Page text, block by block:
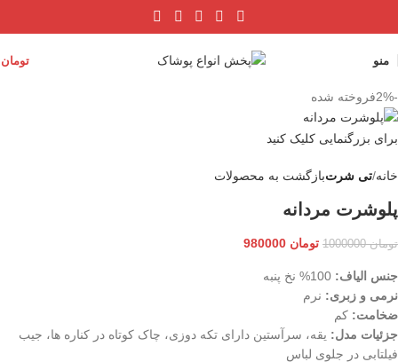
منو تومان
-2% فروخته شده
برای بزرگنمایی کلیک کنید
خانه تی شرتبازگشت به محصولات
پلوشرت مردانه
تومان1000000 تومان
جنس الیاف: 100% نخ پنبه
نرمی و زبری: نرم
ضخامت: کم
جزئیات مدل: یقه، سرآستین دارای تکه دوزی، چاک کوتاه در کناره ها، جیب
فیلتابی در جلوی لباس